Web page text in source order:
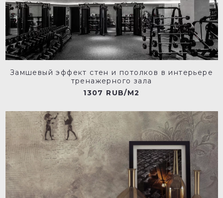
Замшевый эффект стен и потолков в интерьере
тренажерного зала
1307 RUB/M2